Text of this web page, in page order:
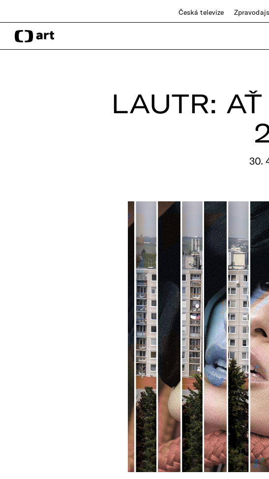
Česká televize
LAUTR:
30.